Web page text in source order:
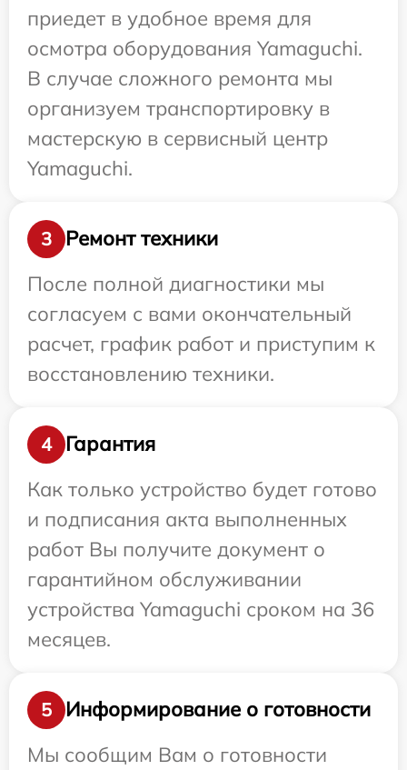
приедет в удобное время для
осмотра оборудования Yamaguchi.
В случае сложного ремонта мы
организуем транспортировку в
мастерскую в сервисный центр
Yamaguchi.
3
Ремонт техники
После полной диагностики мы
согласуем с вами окончательный
расчет, график работ и приступим к
восстановлению техники.
4
Гарантия
Как только устройство будет готово
и подписания акта выполненных
работ Вы получите документ о
гарантийном обслуживании
устройства Yamaguchi сроком на 36
месяцев.
5
Информирование о готовности
Мы сообщим Вам о готовности